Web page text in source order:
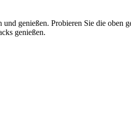
genießen. Probieren Sie die oben
genießen.